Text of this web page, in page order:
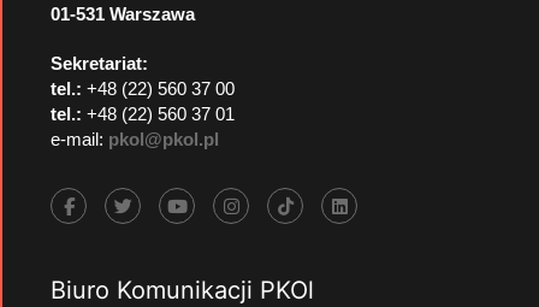
01-531 Warszawa
Sekretariat:
tel.: +48 (22) 560 37 00
tel.: +48 (22) 560 37 01
e-mail: pkol@pkol.pl
Biuro Komunikacji PKOl